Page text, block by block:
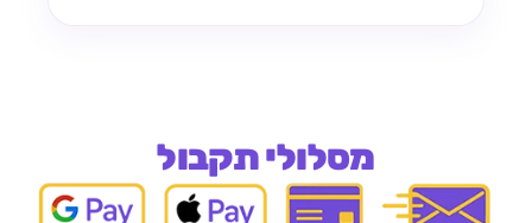
מסלולי תקבול